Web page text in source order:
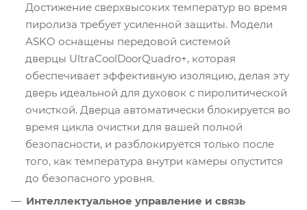
Достижение сверхвысоких температур во время
пиролиза требует усиленной защиты. Модели
ASKO оснащены передовой системой
дверцы UltraCoolDoorQuadro+, которая
обеспечивает эффективную изоляцию, делая эту
дверь идеальной для духовок с пиролитической
очисткой. Дверца автоматически блокируется во
время цикла очистки для вашей полной
безопасности, и разблокируется только после
того, как температура внутри камеры опустится
до безопасного уровня.
Интеллектуальное управление и связь